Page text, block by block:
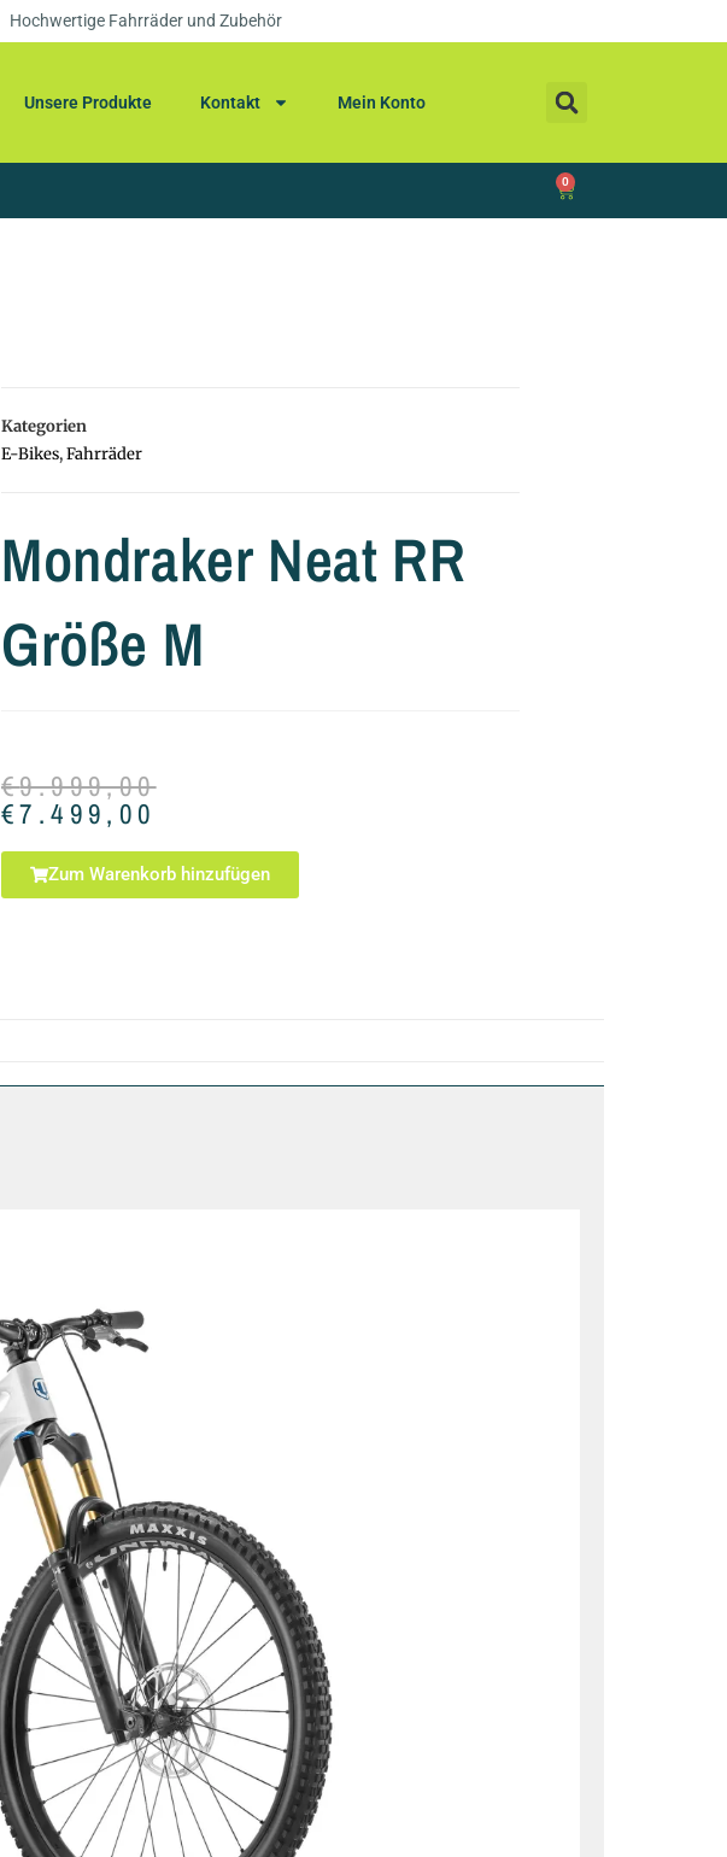
Hochwertige Fahrräder und Zubehör
Unsere Produkte Kontakt Mein Konto
0
Kategorien
E-Bikes,Fahrräder
Mondraker Neat RR
Größe M
€9.999,00
€7.499,00
Zum Warenkorb hinzufügen